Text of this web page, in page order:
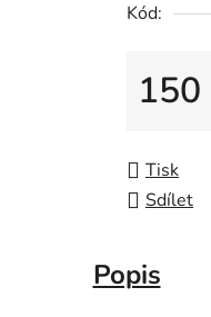
Kód:
150
Tisk
Sdílet
Popis